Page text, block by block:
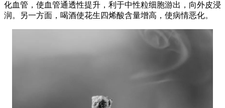
化血管，使血管通透性提升，利于中性粒细胞游出，向外皮浸
润。另一方面，喝酒使花生四烯酸含量增高，使病情恶化。